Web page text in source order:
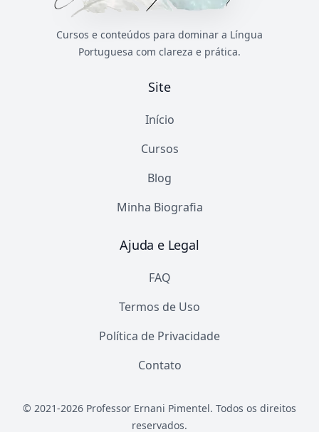
Cursos e conteúdos para dominar a Língua
Portuguesa com clareza e prática.
Site
Início
Cursos
Blog
Minha Biografia
Ajuda e Legal
FAQ
Termos de Uso
Política de Privacidade
Contato
© 2021-2026 Professor Ernani Pimentel. Todos os direitos
reservados.